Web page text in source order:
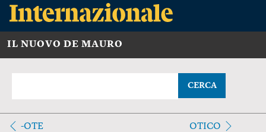
IL NUOVO DE MAURO
CERCA
-OTE OTICO